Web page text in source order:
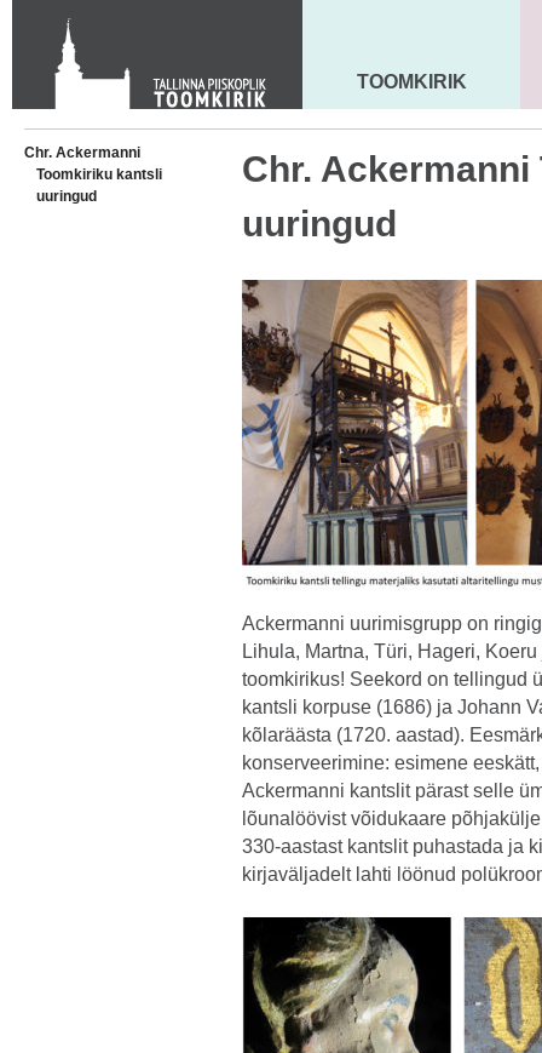
KONTAKT
Toom-Kooli 6, 10130 TALLINN
tallinna.toom@eelk.ee
MAARJA KIRIK
TOOMKIRIK
Chr. Ackermanni
Toomkiriku kantsli
uuringud
Chr.
uuringud
Ackermanni uurimisgrupp on
Lihula, Martna, Türi, Hageri,
toomkirikus! Seekord on tellingud
kantsli korpuse (1686) ja Johann
kõlaräästa (1720. aastad).
konserveerimine: esimene
Ackermanni kantslit pärast selle
lõunalöövist võidukaare
330-aastast kantslit puhastada ja
kirjaväljadelt lahti löönud